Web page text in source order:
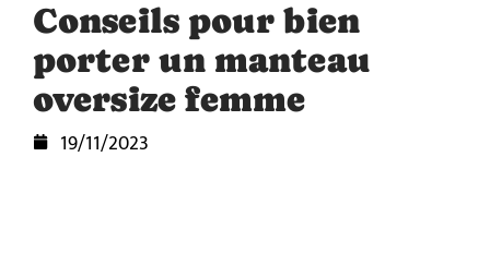
Conseils pour bien
porter un manteau
oversize femme
19/11/2023